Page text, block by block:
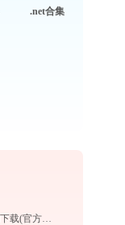
.net合集
(2025最新)兄弟DCP-L1638W驱动下载(官方Win10/Win11)